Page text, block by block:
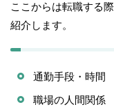
ここからは転職する
紹介します。
通勤手段・時間
職場の人間関係